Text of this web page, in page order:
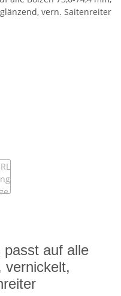
passt auf alle
vernickelt,